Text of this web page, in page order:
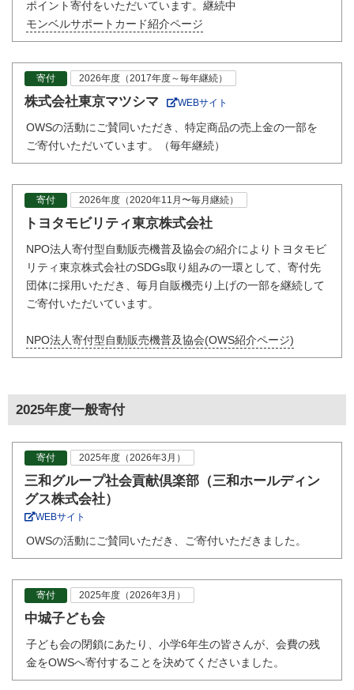
ポイント寄付をいただいています。継続中
モンベルサポートカード紹介ページ
寄付 2026年度（2017年度～毎年継続）
株式会社東京マツシマ WEBサイト
OWSの活動にご賛同いただき、特定商品の売上金の一部を
ご寄付いただいています。（毎年継続）
寄付 2026年度（2020年11月〜毎月継続）
トヨタモビリティ東京株式会社
NPO法人寄付型自動販売機普及協会の紹介によりトヨタモビ
リティ東京株式会社のSDGs取り組みの一環として、寄付先
団体に採用いただき、毎月自販機売り上げの一部を継続して
ご寄付いただいています。
NPO法人寄付型自動販売機普及協会(OWS紹介ページ)
2025年度一般寄付
寄付 2025年度（2026年3月）
三和グループ社会貢献倶楽部（三和ホールディン
グス株式会社）
WEBサイト
OWSの活動にご賛同いただき、ご寄付いただきました。
寄付 2025年度（2026年3月）
中城子ども会
子ども会の閉鎖にあたり、小学6年生の皆さんが、会費の残
金をOWSへ寄付することを決めてくださいました。